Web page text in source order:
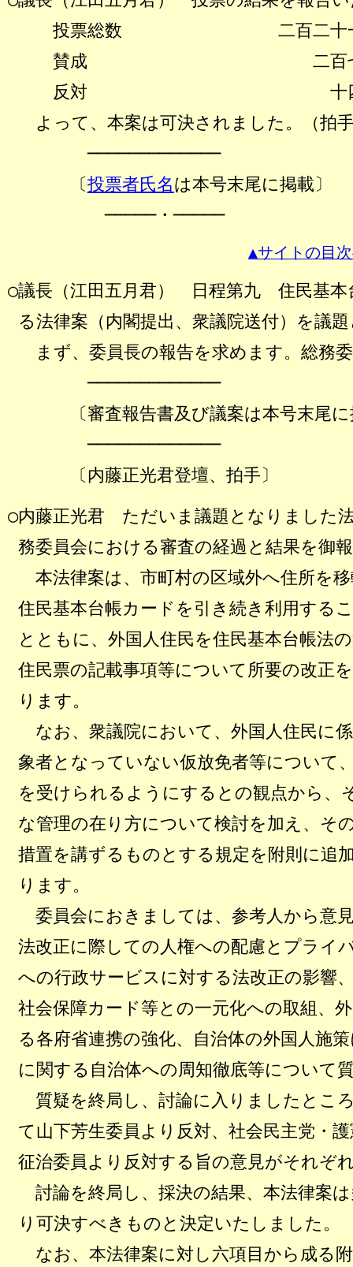
投票総数 二百二
賛成 二百
反対 十
よって、本案は可決されました。（拍
─────────────
〔投票者氏名は本号末尾に掲載〕
─────・─────
▲サイトの目
○議長（江田五月君） 日程第九 住民基本
る法律案（内閣提出、衆議院送付）を議
まず、委員長の報告を求めます。総務
─────────────
〔審査報告書及び議案は本号末尾に
─────────────
〔内藤正光君登壇、拍手〕
○内藤正光君 ただいま議題となりました
務委員会における審査の経過と結果を御
本法律案は、市町村の区域外へ住所を
住民基本台帳カードを引き続き利用する
とともに、外国人住民を住民基本台帳法
住民票の記載事項等について所要の改正
ります。
なお、衆議院において、外国人住民に
象者となっていない仮放免者等について
を受けられるようにするとの観点から、
な管理の在り方について検討を加え、そ
措置を講ずるものとする規定を附則に追
ります。
委員会におきましては、参考人から意
法改正に際しての人権への配慮とプライ
への行政サービスに対する法改正の影響
社会保障カード等との一元化への取組、
る各府省連携の強化、自治体の外国人施
に関する自治体への周知徹底等について
質疑を終局し、討論に入りましたとこ
て山下芳生委員より反対、社会民主党・
征治委員より反対する旨の意見がそれぞ
討論を終局し、採決の結果、本法律案
り可決すべきものと決定いたしました。
なお、本法律案に対し六項目から成る